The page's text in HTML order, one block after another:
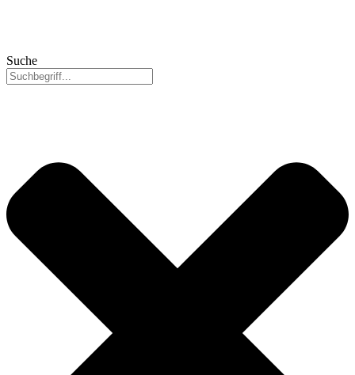
Suche